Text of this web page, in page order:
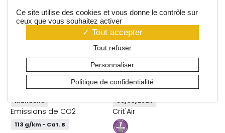
Caractéristiques du véhicule
Énergie Puissance (ch)
Couleur
Jaune Agueda
Transmission boîte
Manuelle
Mise en circulation
06/05/2024
Emissions de CO2
113 g/km - Cat. B
Crit'Air
Ce site utilise des cookies et vous donne le contrôle sur
ceux que vous souhaitez activer
Tout accepter
Tout refuser
Personnaliser
Politique de confidentialité